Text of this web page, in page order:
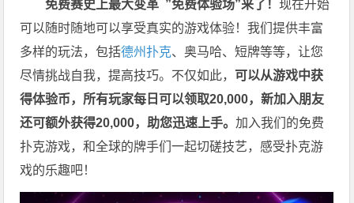
免费赛史上最大变革 ”免费体验场”来了！现在开始
可以随时随地可以享受真实的游戏体验！我们提供丰富
多样的玩法，包括德州扑克、奥马哈、短牌等等，让您
尽情挑战自我，提高技巧。不仅如此， 可以从游戏中获
得体验币，所有玩家每日可以领取20,000，新加入朋友
还可额外获得20,000，助您迅速上手。加入我们的免费
扑克游戏，和全球的牌手们一起切磋技艺，感受扑克游
戏的乐趣吧！